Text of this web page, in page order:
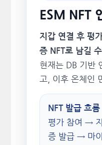
ESM NFT
지갑 연결 후 평
증 NFT로 남길
현재는 DB 기반
고, 이후 온체인
NFT 발급 흐름
평가 참여 →
증 발급 → 마